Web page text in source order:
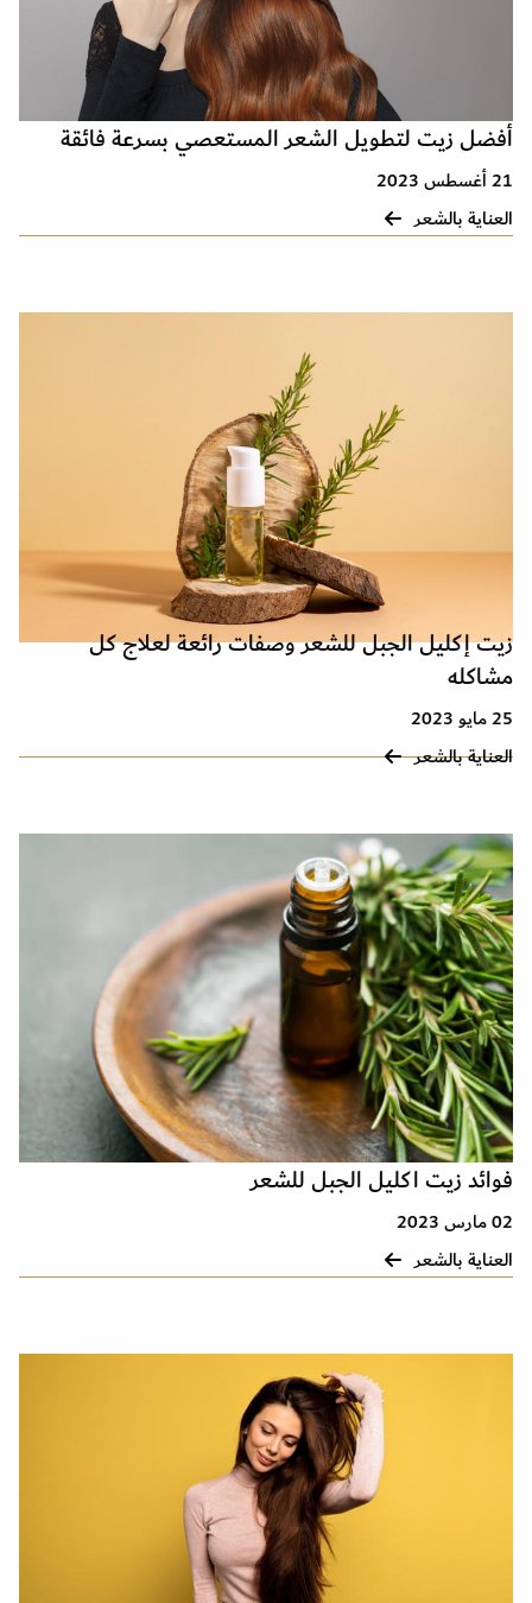
أفضل زيت لتطويل الشعر المستعصي بسرعة فائقة
21 أغسطس 2023
العناية بالشعر
زيت إكليل الجبل للشعر وصفات رائعة لعلاج كل
مشاكله
25 مايو 2023
العناية بالشعر
فوائد زيت اكليل الجبل للشعر
02 مارس 2023
العناية بالشعر